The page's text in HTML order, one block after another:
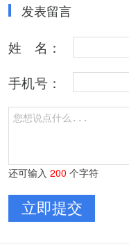
发表留言
姓 名：
手机号：
还可输入 200 个字符